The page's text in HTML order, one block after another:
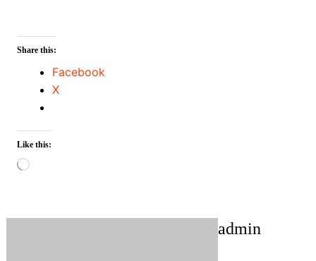
Share this:
Facebook
X
Like this:
Loading…
admin